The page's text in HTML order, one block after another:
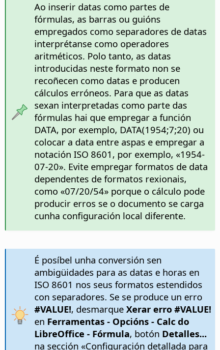
Ao inserir datas como partes de
fórmulas, as barras ou guións
empregados como separadores de datas
interprétanse como operadores
aritméticos. Polo tanto, as datas
introducidas neste formato non se
recoñecen como datas e producen
cálculos erróneos. Para que as datas
sexan interpretadas como parte das
fórmulas hai que empregar a función
DATA, por exemplo, DATA(1954;7;20) ou
colocar a data entre aspas e empregar a
notación ISO 8601, por exemplo, «1954-
07-20». Evite empregar formatos de data
dependentes de formatos rexionais,
como «07/20/54» porque o cálculo pode
producir erros se o documento se carga
cunha configuración local diferente.
É posíbel unha conversión sen
ambigüidades para as datas e horas en
ISO 8601 nos seus formatos estendidos
con separadores. Se se produce un erro
#VALUE!, desmarque Xerar erro #VALUE!
en Ferramentas - Opcións- Calc do
LibreOffice - Fórmula, botón Detalles...
na sección «Configuración detallada para